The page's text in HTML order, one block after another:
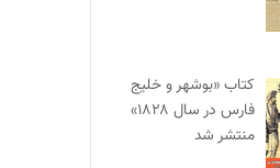
کتاب «بوشهر و خلیج
فارس در سال ۱۸۲۸»
منتشر شد